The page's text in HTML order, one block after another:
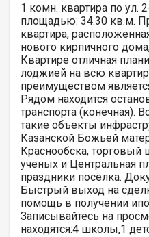
1 комн. квартира по ул.
площадью: 34.30 кв.м.
квартира,
нового кирпичного
Квартире отличная
лоджией на всю
преимуществом
Рядом находится
транспорта (конечная).
такие объекты
Казанской Божьей
Краснообска, торговый
учёных и Центральная
праздники посёлка.
Быстрый выход на
помощь в получении
Записывайтесь на
находятся:4 школы,1